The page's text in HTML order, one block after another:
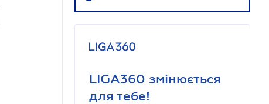
LIGA360 змінюється
для тебе!